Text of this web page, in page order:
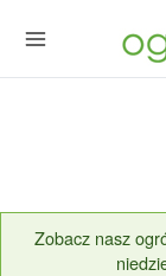
Zobacz nasz